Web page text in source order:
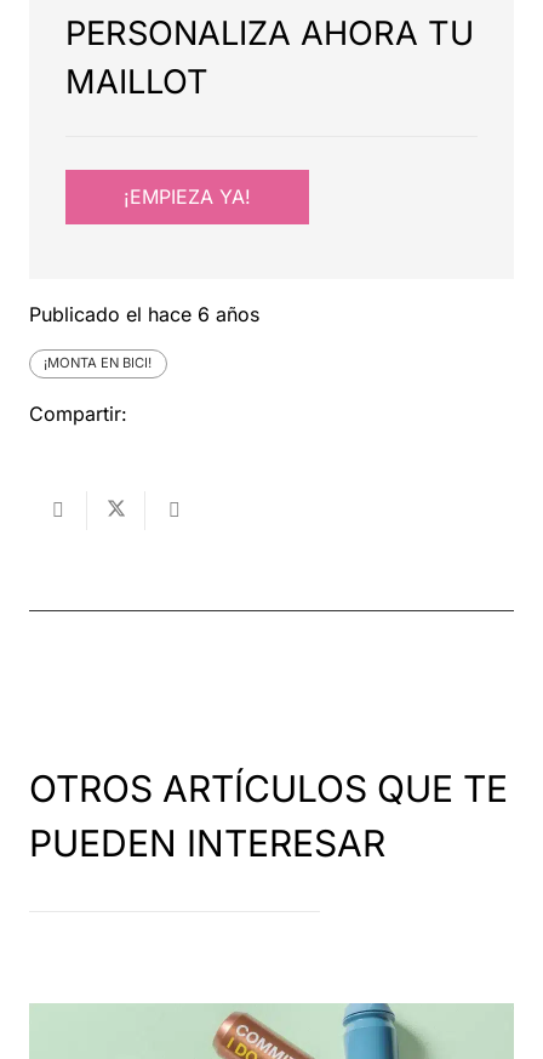
PERSONALIZA AHORA TU
MAILLOT
¡EMPIEZA YA!
Publicado el hace 6 años
¡MONTA EN BICI!
Compartir:
OTROS ARTÍCULOS QUE TE
PUEDEN INTERESAR